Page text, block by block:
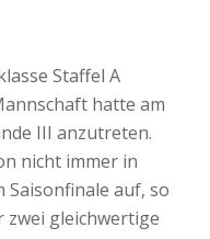
Staffel A
hatte am
III anzutreten.
nicht immer in
Saisonfinale auf, so
zwei gleichwertige